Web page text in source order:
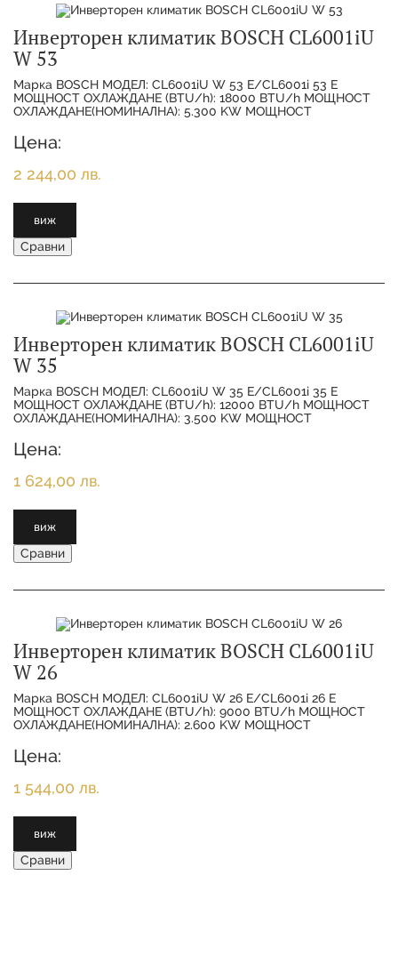
Инверторен климатик BOSCH CL6001iU
W 53
Марка BOSCH МОДЕЛ: CL6001iU W 53 E/CL6001i 53 E
МОЩНОСТ ОХЛАЖДАНЕ (BTU/h): 18000 BTU/h МОЩНОСТ
ОХЛАЖДАНЕ(НОМИНАЛНА): 5.300 KW МОЩНОСТ
Цена:
2 244,00 лв.
виж
Сравни
Инверторен климатик BOSCH CL6001iU
W 35
Марка BOSCH МОДЕЛ: CL6001iU W 35 E/CL6001i 35 E
МОЩНОСТ ОХЛАЖДАНЕ (BTU/h): 12000 BTU/h МОЩНОСТ
ОХЛАЖДАНЕ(НОМИНАЛНА): 3.500 KW МОЩНОСТ
Цена:
1 624,00 лв.
виж
Сравни
Инверторен климатик BOSCH CL6001iU
W 26
Марка BOSCH МОДЕЛ: CL6001iU W 26 E/CL6001i 26 E
МОЩНОСТ ОХЛАЖДАНЕ (BTU/h): 9000 BTU/h МОЩНОСТ
ОХЛАЖДАНЕ(НОМИНАЛНА): 2.600 KW МОЩНОСТ
Цена:
1 544,00 лв.
виж
Сравни